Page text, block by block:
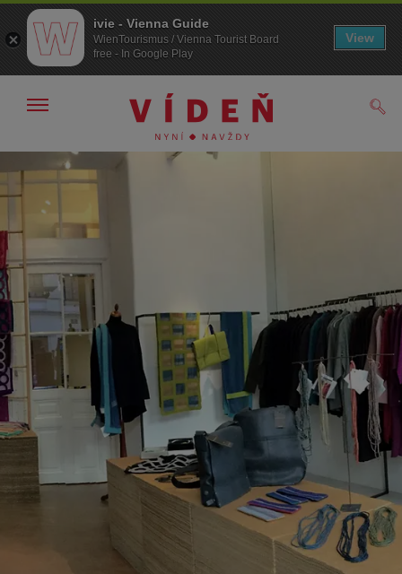
Přejít
na
procházení
Přejít
k obsahu
Zobrazit/skrýt
ivie - Vienna Guide
WienTourismus / Vienna Tourist Board
free - In Google Play
View